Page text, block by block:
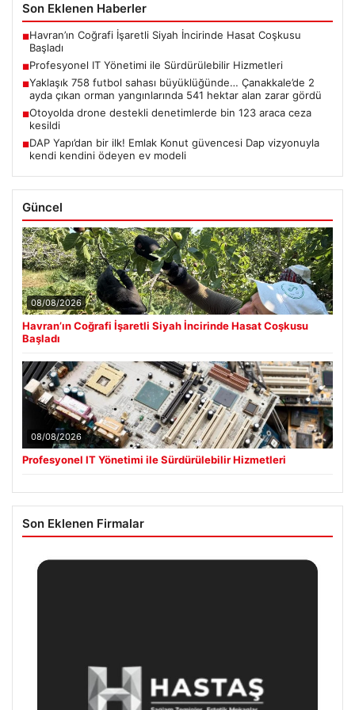
Son Eklenen Haberler
■Havran’ın Coğrafi İşaretli Siyah İncirinde Hasat Coşkusu
Başladı
■Profesyonel IT Yönetimi ile Sürdürülebilir Hizmetleri
■Yaklaşık 758 futbol sahası büyüklüğünde… Çanakkale’de 2
ayda çıkan orman yangınlarında 541 hektar alan zarar gördü
■Otoyolda drone destekli denetimlerde bin 123 araca ceza
kesildi
■DAP Yapı’dan bir ilk! Emlak Konut güvencesi Dap vizyonuyla
kendi kendini ödeyen ev modeli
Güncel
08/08/2026
Havran’ın Coğrafi İşaretli Siyah İncirinde Hasat Coşkusu
Başladı
08/08/2026
Profesyonel IT Yönetimi ile Sürdürülebilir Hizmetleri
Son Eklenen Firmalar